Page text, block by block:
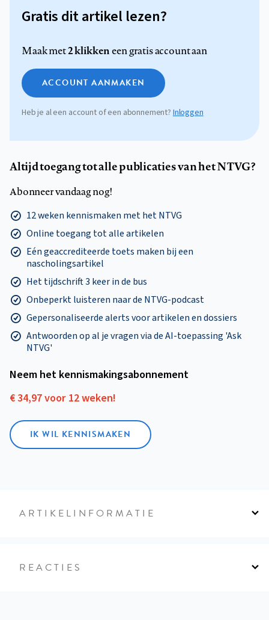
Gratis dit artikel lezen?
Maak met2 klikkeneen gratis account aan
ACCOUNT AANMAKEN
Heb je al een account of een abonnement? Inloggen
Altijd toegang tot alle publicaties van het NTVG?
Abonneer vandaag nog!
12 weken kennismaken met het NTVG
Online toegang tot alle artikelen
Eén geaccrediteerde toets maken bij een
nascholingsartikel
Het tijdschrift 3 keer in de bus
Onbeperkt luisteren naar de NTVG-podcast
Gepersonaliseerde alerts voor artikelen en dossiers
Antwoorden op al je vragen via de AI-toepassing 'Ask
NTVG'
Neem het kennismakings­abonnement
€ 34,97 voor 12 weken!
IK WIL KENNISMAKEN
ARTIKELINFORMATIE
REACTIES